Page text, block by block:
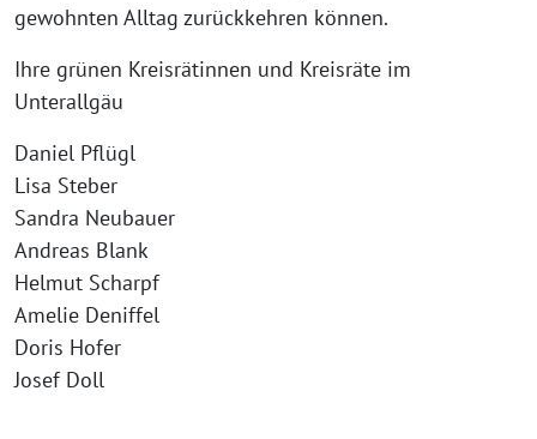
gewohnten Alltag zurückkehren können.
Ihre grünen Kreisrätinnen und Kreisräte im
Unterallgäu
Daniel Pflügl
Lisa Steber
Sandra Neubauer
Andreas Blank
Helmut Scharpf
Amelie Deniffel
Doris Hofer
Josef Doll